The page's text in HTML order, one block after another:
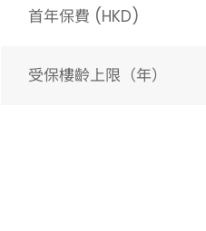
首年保費 (HKD)
受保樓齡上限（年）​